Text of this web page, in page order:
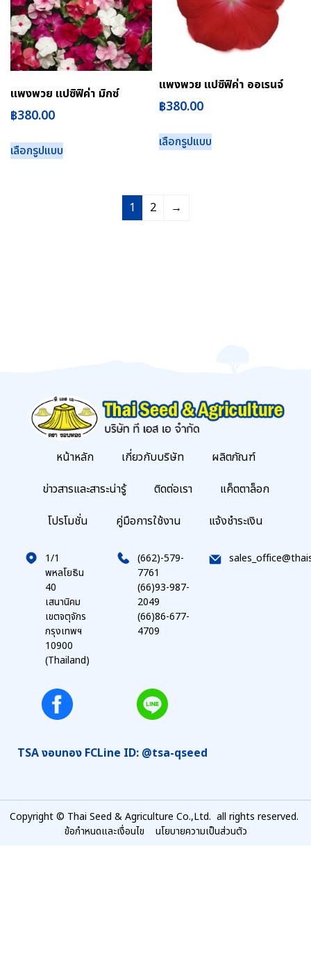
แพงพวย แปซิฟิค่า มิกซ์
฿380.00
เลือกรูปแบบ
แพงพวย แปซิฟิค่า ออเรนจ์
฿380.00
เลือกรูปแบบ
1 2 →
หน้าหลัก เกี่ยวกับบริษัท
ผลิตภัณฑ์
ข่าวสารและสาระน่ารู้
ติดต่อเรา
แค็ตตาล็อก
โปรโมชั่น
คู่มือการใช้งาน แจ้งชำระเงิน
1/1
พหลโยธิน
40
เสนานิคม
เขตจตุจักร
กรุงเทพฯ
10900
(Thailand)
(662)-579-
7761
(66)93-987-
2049
(66)86-677-
4709
TSA งอบทอง FCLine ID: @tsa-qseed
Copyright © Thai Seed & Agriculture Co.,Ltd. all rights reserved.
ข้อกำหนดและเงื่อนไข
นโยบายความเป็นส่วนตัว